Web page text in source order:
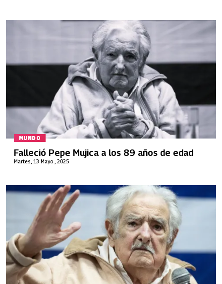
MUNDO
Martes, 13 Mayo , 2025
Falleció Pepe Mujica a los 89 años de edad